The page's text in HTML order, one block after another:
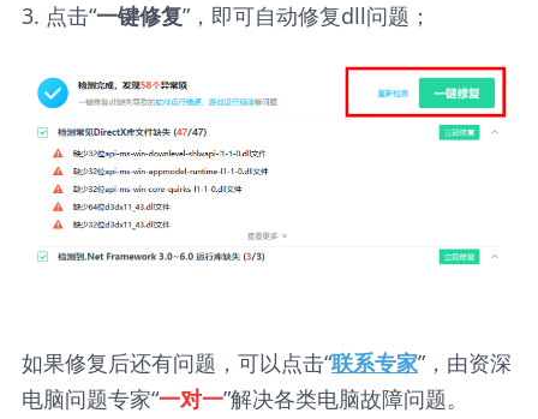
3. 点击“一键修复”，即可自动修复dll问题；
如果修复后还有问题，可以点击“联系专家”，由资深
电脑问题专家“一对一”解决各类电脑故障问题。